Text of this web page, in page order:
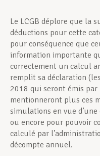
Le LCGB déplore que la
déductions pour cette
pour conséquence que
information importante
correctement un calcul
remplit sa déclaration
2018 qui seront émis
mentionneront plus ces
simulations en vue
ou encore pour pouvoir
calculé par
décompte annuel.